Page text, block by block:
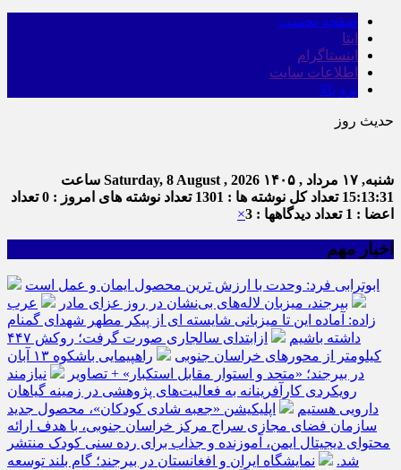
صفحه نخست
ایتا
اینستاگرام
اطلاعات سایت
برو بالا
حدیث روز
شنبه, ۱۷ مرداد , ۱۴۰۵ Saturday, 8 August , 2026 ساعت
15:13:31 تعداد کل نوشته ها : 1301 تعداد نوشته های امروز : 0
تعداد
اعضا : 1
تعداد دیدگاهها : 3 ×
اخبار مهم
ابوترابی فرد: وحدت با ارزش ترین محصول ایمان و عمل است
بیرجند، میزبان لاله‌های بی‌نشان در روز عزای مادر
عرب
زاده: آماده این تا میزبانی شایسته ای از پیکر مطهر شهدای گمنام
داشته باشیم
ازابتدای سالجاری صورت گرفت؛ روکش ۴۴۷
کیلومتر از محورهای خراسان جنوبی
راهپیمایی باشکوه ۱۳ آبان
در بیرجند؛ «متحد و استوار مقابل استکبار» + تصاویر
نیازمند
رویکردی کارآفرینانه به فعالیت‌های پژوهشی در زمینه گیاهان
دارویی هستیم
اپلیکیشن «جعبه شادی کودکان»، محصول جدید
سازمان فضای مجازی سراج مرکز خراسان جنوبی، با هدف ارائه
محتوای دیجیتال ایمن، آموزنده و جذاب برای رده سنی کودک منتشر
شد.
نمایشگاه ایران و افغانستان در بیرجند؛ گام بلند توسعه